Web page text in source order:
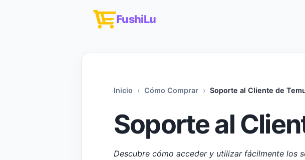
FushiLu
Inicio Cómo Comprar Soporte al Cliente de
Soporte al
Descubre cómo acceder y utilizar fácilmente los